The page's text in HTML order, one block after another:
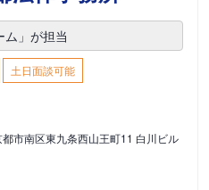
」が担当
土日面談可能
市南区東九条西山王町11 白川ビル